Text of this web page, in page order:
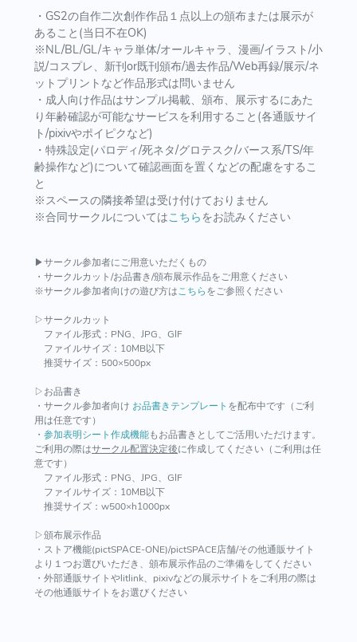
・GS2の自作二次創作作品１点以上の頒布または展示が
あること(当日不在OK)
※NL/BL/GL/キャラ単体/オールキャラ、漫画/イラスト/小
説/コスプレ、新刊or既刊頒布/過去作品/Web再録/展示/ネ
ットプリントなど作品形式は問いません
・成人向け作品はサンプル掲載、頒布、展示するにあた
り年齢確認が可能なサービスを利用すること(各通販サイ
ト/pixivやポイピクなど)
・特殊設定(パロディ/死ネタ/グロテスク/バース系/TS/年
齢操作など)について確認画面を置くなどの配慮をするこ
と
※スペースの隣接希望は受け付けておりません
※合同サークルについてはこちらをお読みください
▶サークル参加者にご用意いただくもの
・サークルカット/お品書き/頒布展示作品をご用意ください
※サークル参加者向けの遊び方はこちらをご参照ください
▷サークルカット
ファイル形式：PNG、JPG、GIF
ファイルサイズ：10MB以下
推奨サイズ：500×500px
▷お品書き
・サークル参加者向け お品書きテンプレート を配布中です（ご利
用は任意です）
・ 参加表明シート作成機能もお品書きとしてご活用いただけます。
ご利用の際はサークル配置決定後に作成してください（ご利用は任
意です）
ファイル形式：PNG、JPG、GIF
ファイルサイズ：10MB以下
推奨サイズ：w500×h1000px
▷頒布展示作品
・ストア機能(pictSPACE-ONE)/pictSPACE店舗/その他通販サイト
より１つお選びいただき、頒布展示作品のご準備をしてください
・外部通販サイトやlitlink、pixivなどの展示サイトをご利用の際は
その他通販サイトをお選びください